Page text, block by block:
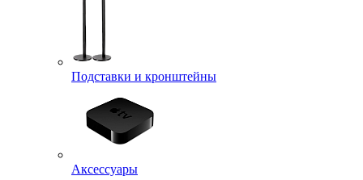
Подставки и кронштейны
Аксессуары